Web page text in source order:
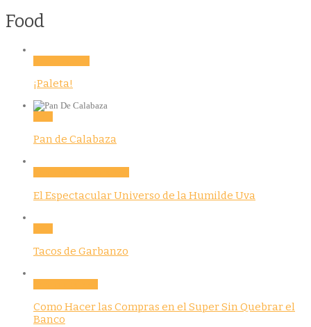
Food
¡Paleta!
Pan de Calabaza
El Espectacular Universo de la Humilde Uva
Tacos de Garbanzo
Como Hacer las Compras en el Super Sin Quebrar el
Banco